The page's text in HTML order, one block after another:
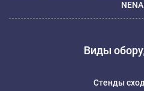
Виды
Стенды